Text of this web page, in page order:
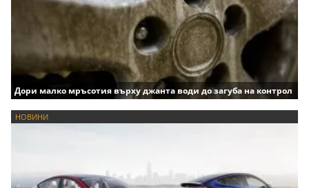
Дори малко мръсотия върху джанта води до загуба на контрол
НОВИНИ